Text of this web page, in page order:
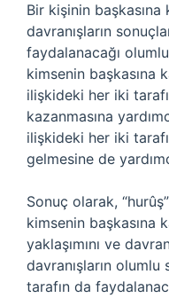
Bir kişinin
davranışların
faydalanacağı
kimsenin başkasına
ilişkideki her iki
kazanmasına
ilişkideki her iki
gelmesine de
Sonuç olarak,
kimsenin başkasına
yaklaşımını ve
davranışların
tarafın da